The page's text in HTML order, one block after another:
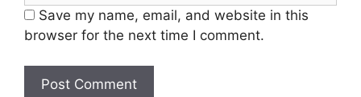
Save my name, email, and website in this
browser for the next time I comment.